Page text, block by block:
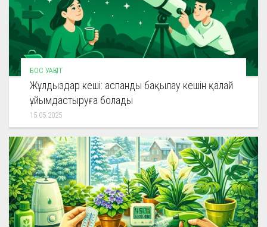
БОС УАҚЫТ
Жұлдыздар кеші: аспанды бақылау кешін қалай
ұйымдастыруға болады
15.05.2025